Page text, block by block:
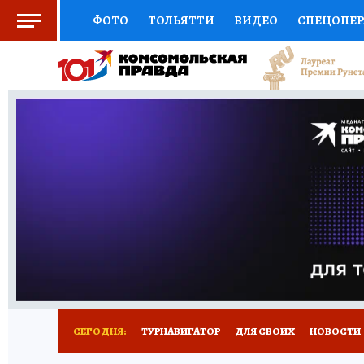
ФОТО ТОЛЬЯТТИ ВИДЕО
СОЦПОДДЕРЖКА НАУКА СПОРТ
ВЫБОР ЭКСПЕРТОВ ДОКТОР
ПРОГНОЗЫ НА СПОРТ
СЕГОДНЯ: ТУРНАВИГАТОР ДЛЯ СВОИХ НОВОСТИ